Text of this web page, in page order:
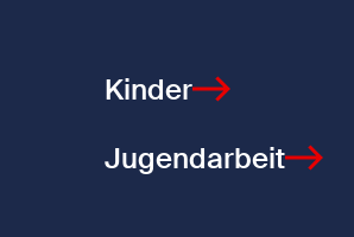
Kinder
Jugendarbeit